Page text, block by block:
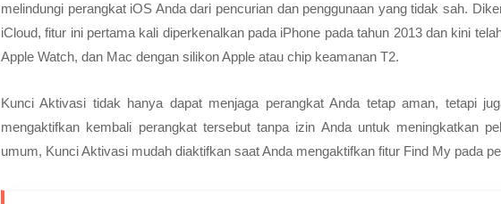
melindungi perangkat iOS Anda dari pencurian dan penggunaan yang tidak sah.
iCloud, fitur ini pertama kali diperkenalkan pada iPhone pada tahun 2013 dan kini
Apple Watch, dan Mac dengan silikon Apple atau chip keamanan T2.
Kunci Aktivasi tidak hanya dapat menjaga perangkat Anda tetap aman, tetapi
mengaktifkan kembali perangkat tersebut tanpa izin Anda untuk meningkatkan
umum, Kunci Aktivasi mudah diaktifkan saat Anda mengaktifkan fitur Find My pada